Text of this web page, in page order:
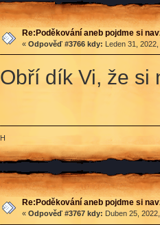
Re:Poděkování aneb pojdme si
« Odpověď #3766 kdy: Leden 31,
Obří dík Vi, že si
H
Re:Poděkování aneb pojdme si
« Odpověď #3767 kdy: Duben 25,